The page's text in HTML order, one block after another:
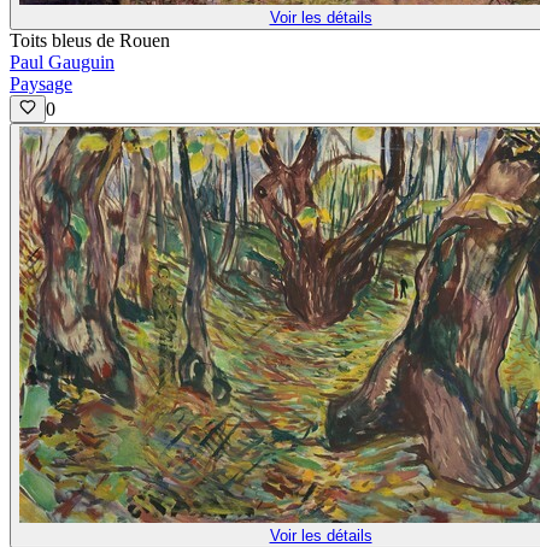
Voir les détails
Toits bleus de Rouen
Paul Gauguin
Paysage
0
Voir les détails